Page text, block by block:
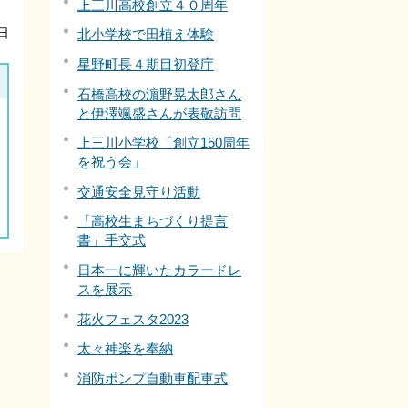
上三川高校創立４０周年
北小学校で田植え体験
星野町長４期目初登庁
石橋高校の濵野晃太郎さん
と伊澤颯盛さんが表敬訪問
上三川小学校「創立150周年
を祝う会」
交通安全見守り活動
「高校生まちづくり提言
書」手交式
日本一に輝いたカラードレ
スを展示
花火フェスタ2023
太々神楽を奉納
消防ポンプ自動車配車式